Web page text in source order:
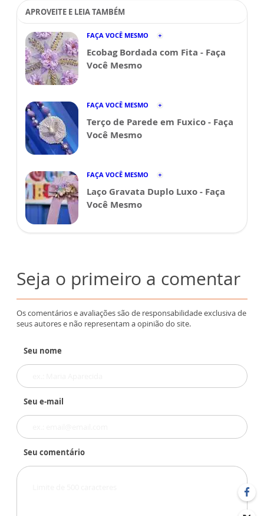
APROVEITE E LEIA TAMBÉM
FAÇA VOCÊ MESMO
Ecobag Bordada com Fita - Faça
Você Mesmo
FAÇA VOCÊ MESMO
Terço de Parede em Fuxico - Faça
Você Mesmo
FAÇA VOCÊ MESMO
Laço Gravata Duplo Luxo - Faça
Você Mesmo
Seja o primeiro a comentar
Os comentários e avaliações são de responsabilidade exclusiva de
seus autores e não representam a opinião do site.
Seu nome
Seu e-mail
Seu comentário